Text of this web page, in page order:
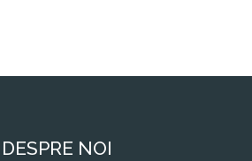
DESPRE NOI